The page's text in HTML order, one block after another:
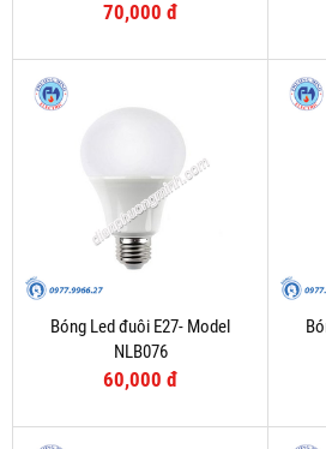
70,000 đ
Bóng Led đuôi E27- Model
NLB076
60,000 đ